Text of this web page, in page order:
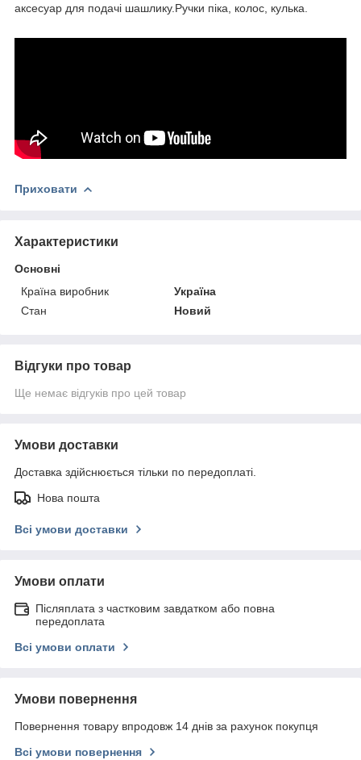
аксесуар для подачі шашлику.Ручки піка, колос, кулька.
Приховати
Характеристики
Основні
Країна виробник
Україна
Стан
Новий
Відгуки про товар
Ще немає відгуків про цей товар
Умови доставки
Доставка здійснюється тільки по передоплаті.
Нова пошта
Всі умови доставки
Умови оплати
Післяплата з частковим завдатком або повна
передоплата
Всі умови оплати
Умови повернення
Повернення товару впродовж 14 днів за рахунок покупця
Всі умови повернення